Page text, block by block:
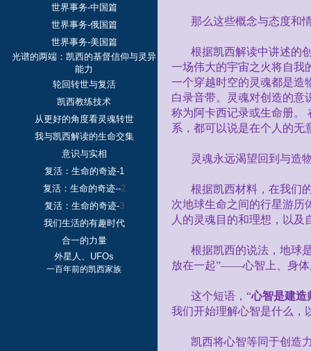
世界事务-中国篇
世界事务-俄国篇
世界事务-美国篇
光谱的两端：凯西的基督信仰与灵异
能力
轮回转世与复活
凯西教练技术
从更好的角度看灵魂转世
我与凯西解读的生命交集
意识与实相
复活：生命的奇迹-1
复活：生命的奇迹--2
复活：生命的奇迹-3
我们生活的有趣时代
合一的力量
外星人、UFOs
一百年前的凯西家族
那么这些概念与态度和
根据凯西解读中讲述的
一场伟大的宇宙之火将自我
一个穿越时空的灵魂都是
白录音带。灵魂对创造的意
称为阿卡西记录或生命册。
系，都可以说是在个人的无
灵魂永远渴望回到与
根据凯西材料，在我们
次地球生命之间的行星游历
人的灵魂目的和理想，以
根据凯西的说法，地球
放在一起”——心智上、身
这个短语，“心智是建造
我们开始理解心智是什么，
凯西将心智等同于创造